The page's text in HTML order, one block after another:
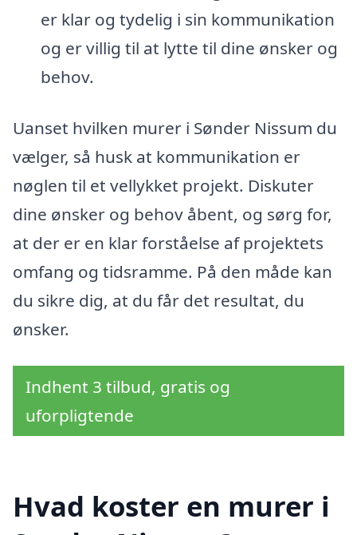
er klar og tydelig i sin kommunikation
og er villig til at lytte til dine ønsker og
behov.
Uanset hvilken murer i Sønder Nissum du
vælger, så husk at kommunikation er
nøglen til et vellykket projekt. Diskuter
dine ønsker og behov åbent, og sørg for,
at der er en klar forståelse af projektets
omfang og tidsramme. På den måde kan
du sikre dig, at du får det resultat, du
ønsker.
Indhent 3 tilbud, gratis og
uforpligtende
Hvad koster en murer i